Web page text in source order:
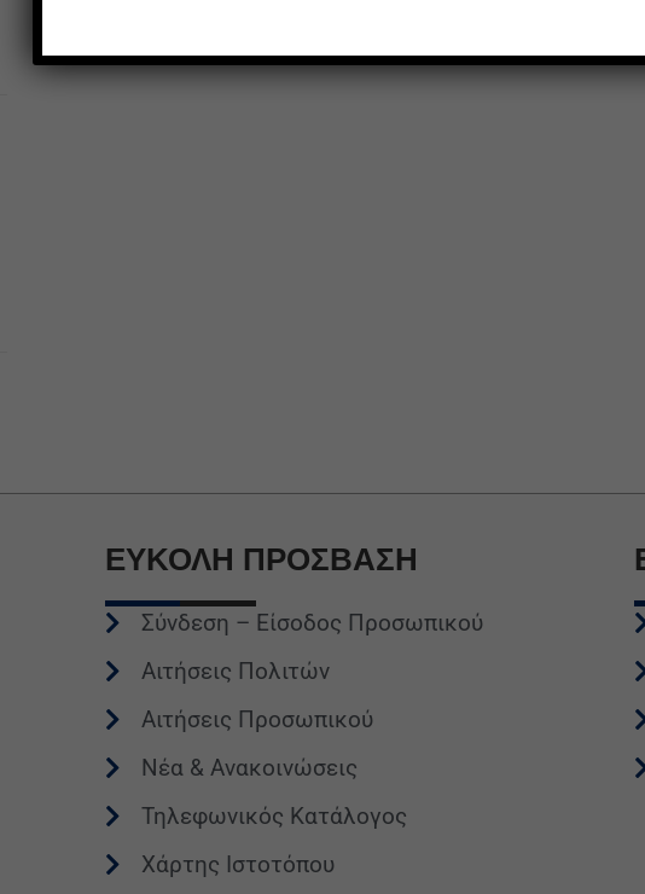
ΕΥΚΟΛΗ ΠΡΟΣΒΑΣΗ
Σύνδεση – Είσοδος Προσωπικού
Αιτήσεις Πολιτών
Αιτήσεις Προσωπικού
Νέα & Ανακοινώσεις
Τηλεφωνικός Κατάλογος
Χάρτης Ιστοτόπου